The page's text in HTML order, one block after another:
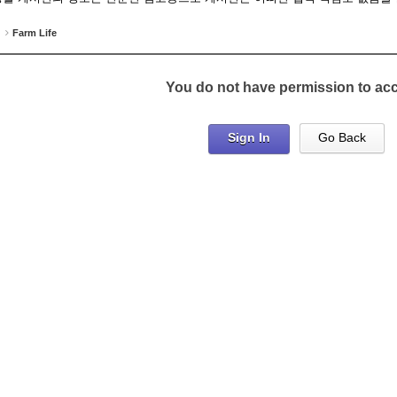
Farm Life
You do not have permission to
Sign In Go Back